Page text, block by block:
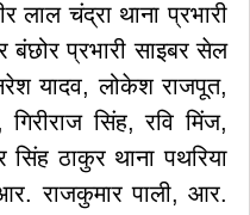
लाल चंद्रा थाना प्रभारी
बंछोर प्रभारी साइबर सेल
यादव, लोकेश राजपूत,
सिंह, रवि मिंज,
सिंह ठाकुर थाना पथरिया
राजकुमार पाली, आर.